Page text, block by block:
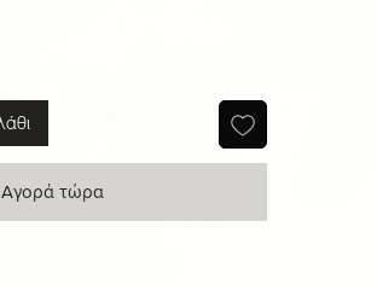
Αγορά τώρα